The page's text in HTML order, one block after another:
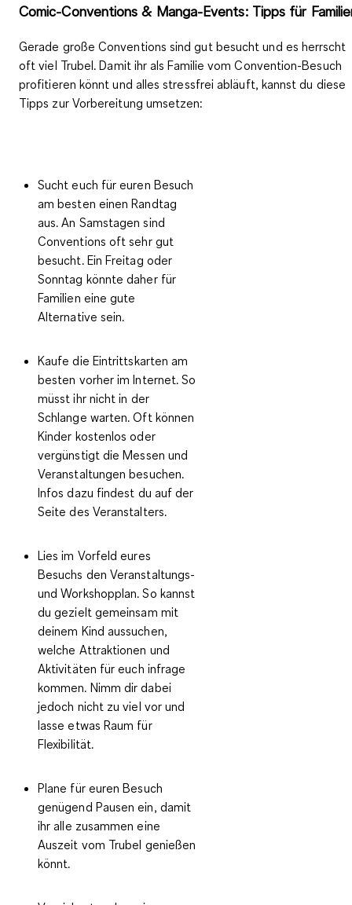
Comic-Conventions & Manga-Events: Tipps für
Gerade große Conventions sind gut besucht und es herrscht
oft viel Trubel. Damit ihr als Familie vom Convention-Besuch
profitieren könnt und alles stressfrei abläuft, kannst du diese
Tipps zur Vorbereitung umsetzen:
Sucht euch für euren Besuch
am besten einen Randtag
aus. An Samstagen sind
Conventions oft sehr gut
besucht. Ein Freitag oder
Sonntag könnte daher für
Familien eine gute
Alternative sein.
Kaufe die Eintrittskarten am
besten vorher im Internet. So
müsst ihr nicht in der
Schlange warten. Oft können
Kinder kostenlos oder
vergünstigt die Messen und
Veranstaltungen besuchen.
Infos dazu findest du auf der
Seite des Veranstalters.
Lies im Vorfeld eures
Besuchs den Veranstaltungs-
und Workshopplan. So kannst
du gezielt gemeinsam mit
deinem Kind aussuchen,
welche Attraktionen und
Aktivitäten für euch infrage
kommen. Nimm dir dabei
jedoch nicht zu viel vor und
lasse etwas Raum für
Flexibilität.
Plane für euren Besuch
genügend Pausen ein, damit
ihr alle zusammen eine
Auszeit vom Trubel genießen
könnt.